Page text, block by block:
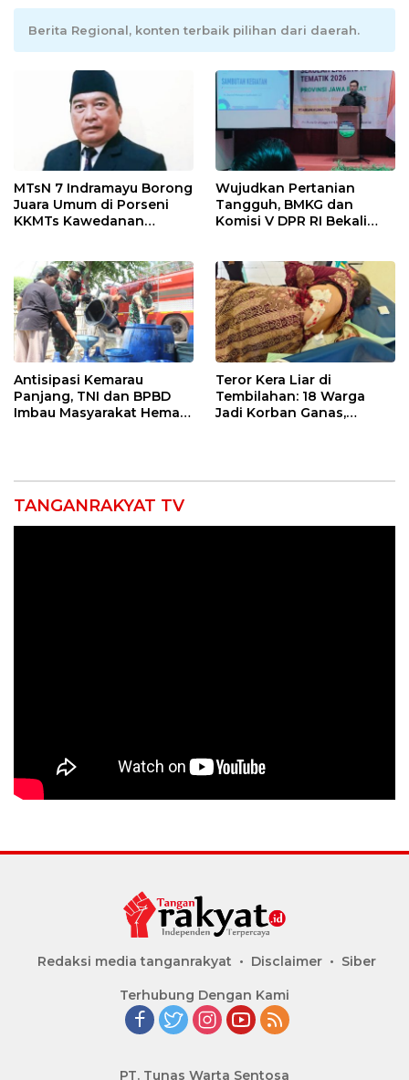
Berita Regional, konten terbaik pilihan dari daerah.
MTsN 7 Indramayu Borong
Juara Umum di Porseni
KKMTs Kawedanan
Wujudkan Pertanian
Tangguh, BMKG dan
Komisi V DPR RI Bekali
Antisipasi Kemarau
Panjang, TNI dan BPBD
Imbau Masyarakat Hemat
Teror Kera Liar di
Tembilahan: 18 Warga
Jadi Korban Ganas,
TANGANRAKYAT TV
Redaksi media tanganrakyat Disclaimer Siber
Terhubung Dengan Kami
PT. Tunas Warta Sentosa